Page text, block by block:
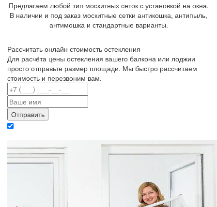
Предлагаем любой тип москитных сеток с установкой на окна.
В наличии и под заказ москитные сетки антикошка, антипыль,
антимошка и стандартные варианты.
Рассчитать онлайн стоимость остекления
Для расчёта цены остекления вашего балкона или лоджии
просто отправьте размер площади. Мы быстро рассчитаем
стоимость и перезвоним вам.